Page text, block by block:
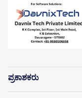
ಪ್ರಕಾಶಕರು